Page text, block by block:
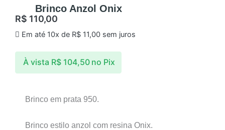
Brinco Anzol Onix
R$ 110,00
Em até 10x de R$11,00sem juros
À vista R$104,50 no Pix
Brinco em prata 950.
Brinco estilo anzol com resina Onix.